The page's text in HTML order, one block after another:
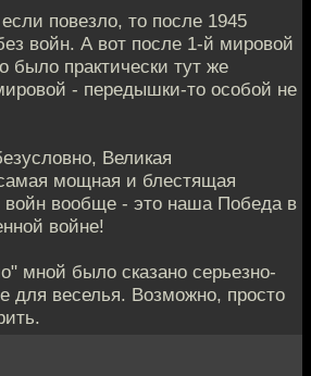
повезло, то после 1945
войн. А вот после 1-й мировой
было практически тут же
- передышки-то особой не
Великая
мощная и блестящая
войн вообще - это наша Победа в
войне!
мной было сказано серьезно-
для веселья. Возможно, просто